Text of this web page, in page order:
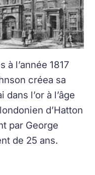
à l’année 1817
créea sa
l’or à l’âge
d’Hatton
par George
de 25 ans.